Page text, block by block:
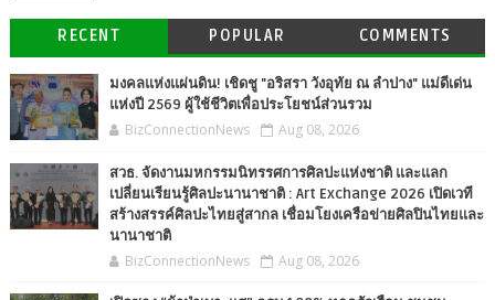
RECENT POPULAR COMMENTS
มงคลแห่งแผ่นดิน! เชิดชู "อริสรา วังอุทัย ณ ลำปาง" แม่ดีเด่น
แห่งปี 2569 ผู้ใช้ชีวิตเพื่อประโยชน์ส่วนรวม
BizConnectionNews Aug 08, 2026
สวธ. จัดงานมหกรรมนิทรรศการศิลปะแห่งชาติ และแลก
เปลี่ยนเรียนรู้ศิลปะนานาชาติ : Art Exchange 2026 เปิดเวที
สร้างสรรค์ศิลปะไทยสู่สากล เชื่อมโยงเครือข่ายศิลปินไทยและ
นานาชาติ
BizConnectionNews Aug 08, 2026